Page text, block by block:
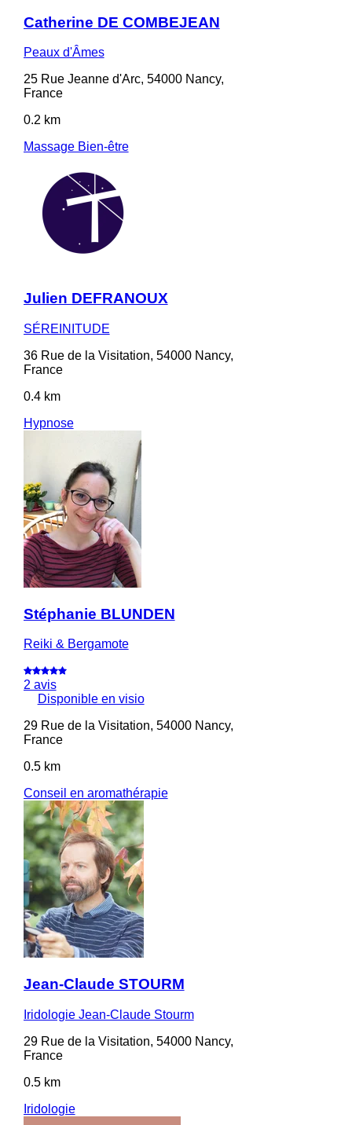
Catherine DE COMBEJEAN
Peaux d'Âmes
25 Rue Jeanne d'Arc, 54000 Nancy,
France
0.2 km
Massage Bien-être
Julien DEFRANOUX
SÉREINITUDE
36 Rue de la Visitation, 54000 Nancy,
France
0.4 km
Hypnose
Stéphanie BLUNDEN
Reiki & Bergamote
2 avis
Disponible en visio
29 Rue de la Visitation, 54000 Nancy,
France
0.5 km
Conseil en aromathérapie
Jean-Claude STOURM
Iridologie Jean-Claude Stourm
29 Rue de la Visitation, 54000 Nancy,
France
0.5 km
Iridologie